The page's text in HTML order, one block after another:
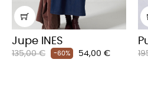
Jupe INES
Prix
135,00 € -60% Prix
54,00 €
‹